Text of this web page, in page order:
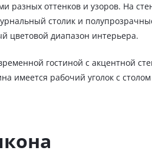
оттенков и узоров. На
столик и
цветовой диапазон интерьера.
гостиной с акцентной
имеется рабочий уголок с